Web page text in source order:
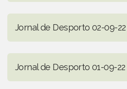
Jornal de Desporto 02-09-22
Jornal de Desporto 01-09-22